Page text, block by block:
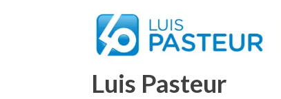
Luis Pasteur